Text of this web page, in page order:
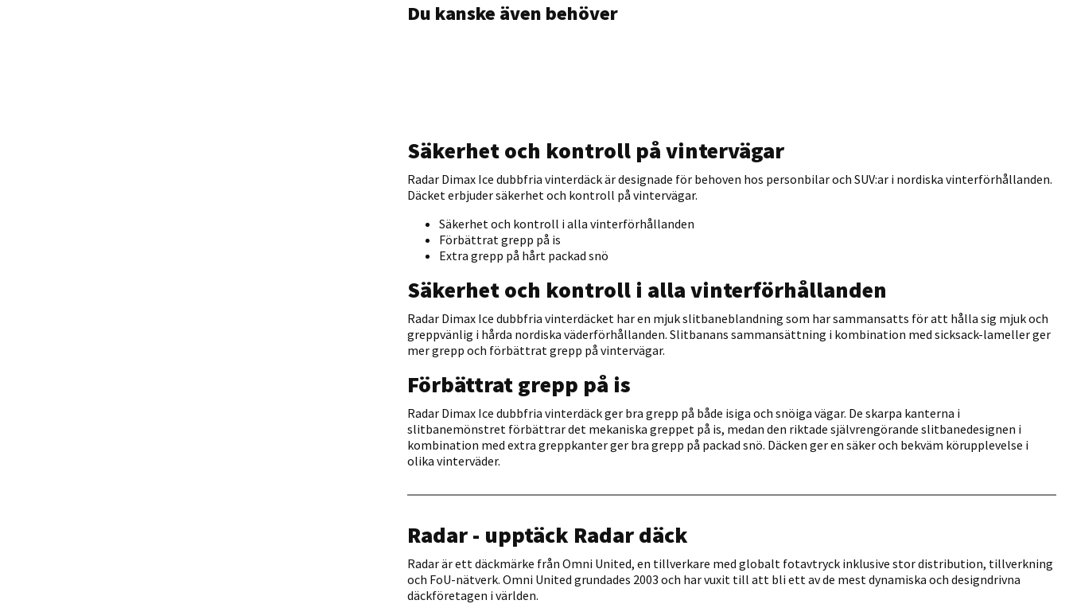
Du kanske även behöver
Säkerhet och kontroll på vintervägar
Radar Dimax Ice dubbfria vinterdäck är designade för behoven hos personbilar och SUV:ar i nordiska vinterförhållanden.
Däcket erbjuder säkerhet och kontroll på vintervägar.
Säkerhet och kontroll i alla vinterförhållanden
Förbättrat grepp på is
Extra grepp på hårt packad snö
Säkerhet och kontroll i alla vinterförhållanden
Radar Dimax Ice dubbfria vinterdäcket har en mjuk slitbaneblandning som har sammansatts för att hålla sig mjuk och
greppvänlig i hårda nordiska väderförhållanden. Slitbanans sammansättning i kombination med sicksack-lameller ger
mer grepp och förbättrat grepp på vintervägar.
Förbättrat grepp på is
Radar Dimax Ice dubbfria vinterdäck ger bra grepp på både isiga och snöiga vägar. De skarpa kanterna i
slitbanemönstret förbättrar det mekaniska greppet på is, medan den riktade självrengörande slitbanedesignen i
kombination med extra greppkanter ger bra grepp på packad snö. Däcken ger en säker och bekväm körupplevelse i
olika vinterväder.
Radar - upptäck Radar däck
Radar är ett däckmärke från Omni United, en tillverkare med globalt fotavtryck inklusive stor distribution, tillverkning
och FoU-nätverk. Omni United grundades 2003 och har vuxit till att bli ett av de mest dynamiska och designdrivna
däckföretagen i världen.